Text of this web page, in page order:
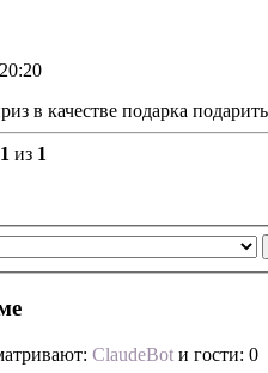
в качестве подарка
1 из 1
ClaudeBot и гости: 0